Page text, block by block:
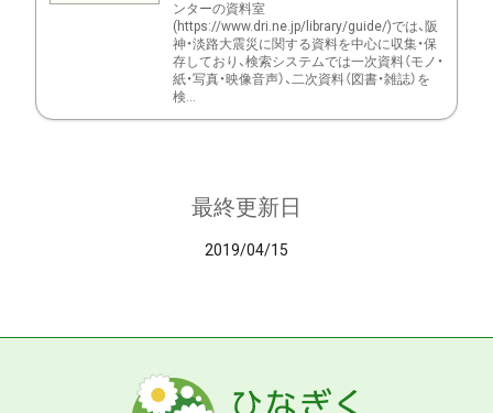
ンターの資料室
(https://www.dri.ne.jp/library/guide/)では、阪
神・淡路大震災に関する資料を中心に収集・保
存しており、検索システムでは一次資料（モノ・
紙・写真・映像音声）、二次資料（図書・雑誌）を
検...
最終更新日
2019/04/15